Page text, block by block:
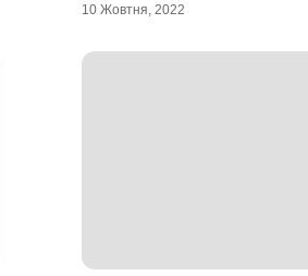
10 Жовтня, 2022